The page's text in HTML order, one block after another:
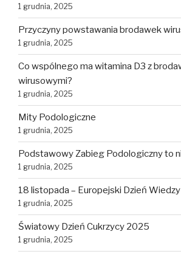
1 grudnia, 2025
Przyczyny powstawania brodawek
1 grudnia, 2025
Co wspólnego ma witamina D3 z
wirusowymi?
1 grudnia, 2025
Mity Podologiczne
1 grudnia, 2025
Podstawowy Zabieg Podologiczny to
1 grudnia, 2025
18 listopada – Europejski Dzień
1 grudnia, 2025
Światowy Dzień Cukrzycy 2025
1 grudnia, 2025